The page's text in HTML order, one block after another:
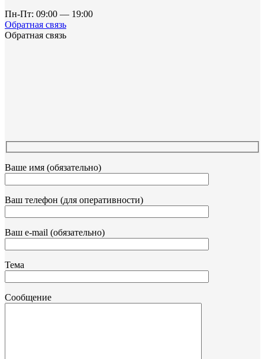
Пн-Пт: 09:00 — 19:00
Обратная связь
Обратная связь
Ваше имя (обязательно)
Ваш телефон (для оперативности)
Ваш e-mail (обязательно)
Тема
Сообщение